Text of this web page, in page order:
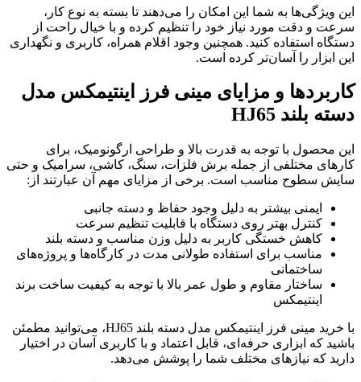
این ویژگی‌ها به شما این امکان را می‌دهند تا بسته به نوع کار،
سرعت و دقت مورد نیاز خود را تنظیم کرده و با خیال راحت از
دستگاه استفاده کنید. همچنین وجود اقلام همراه، کاربری و نگهداری
این ابزار را آسان‌تر کرده است.
کاربردها و مزایای مینی فرز اینتیمکس مدل
دسته بلند HJ65
این محصول با توجه به قدرت بالا و طراحی ارگونومیک، برای
کارهای مختلفی از جمله برش فلزات، سنگ، کاشی، سرامیک و حتی
سایش سطوح مناسب است. برخی از مزایای مهم آن عبارتند از:
ایمنی بیشتر به دلیل وجود حفاظ و دسته جانبی
کنترل بهتر روی دستگاه با قابلیت تنظیم سرعت
کاهش خستگی کاربر به دلیل وزن مناسب و دسته بلند
مناسب برای استفاده طولانی مدت در کارگاه‌ها و پروژه‌های
ساختمانی
ساختار مقاوم و طول عمر بالا با توجه به کیفیت ساخت برند
اینتیمکس
با خرید مینی فرز اینتیمکس مدل دسته بلند HJ65، می‌توانید مطمئن
باشید که ابزاری حرفه‌ای، قابل اعتماد و با کاربری آسان در اختیار
دارید که نیازهای مختلف شما را پوشش می‌دهد.